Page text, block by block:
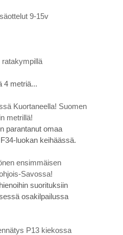
9-15v
ratakympillä
4 metriä...
Kuortaneella! Suomen
metrillä!
parantanut omaa
luokan keihäässä.
ensimmäisen
Savossa!
suorituksiin
osakilpailussa
P13 kiekossa